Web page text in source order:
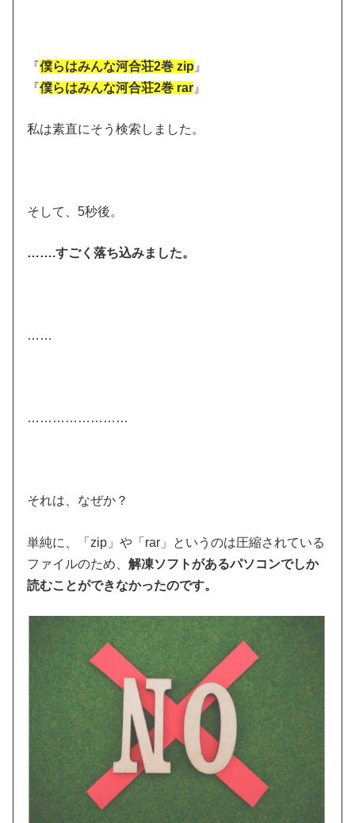
『僕らはみんな河合荘2巻 zip 』
『僕らはみんな河合荘2巻 rar 』
私は素直にそう検索しました。
そして、5秒後。
…….すごく落ち込みました。
……
……………………
それは、なぜか？
単純に、「zip」や「rar」というのは圧縮されている
ファイルのため、解凍ソフトがあるパソコンでしか
読むことができなかったのです。